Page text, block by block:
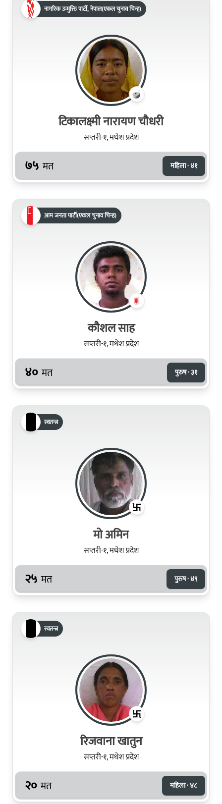
नागरिक उन्मुक्ति पार्टी, नेपाल(एकल चुनाव चिन्ह)
टिकालक्ष्‍मी नारायण चौधरी
सप्तरी-१, मधेश प्रदेश
७५ मत महिला · ४१
आम जनता पार्टी(एकल चुनाव चिन्ह)
कौशल साह
सप्तरी-१, मधेश प्रदेश
४० मत पुरुष · ३१
स्वतन्त्र
मो अमिन
सप्तरी-१, मधेश प्रदेश
२५ मत पुरुष · ४९
स्वतन्त्र
रिजवाना खातुन
सप्तरी-१, मधेश प्रदेश
२० मत महिला · ४८